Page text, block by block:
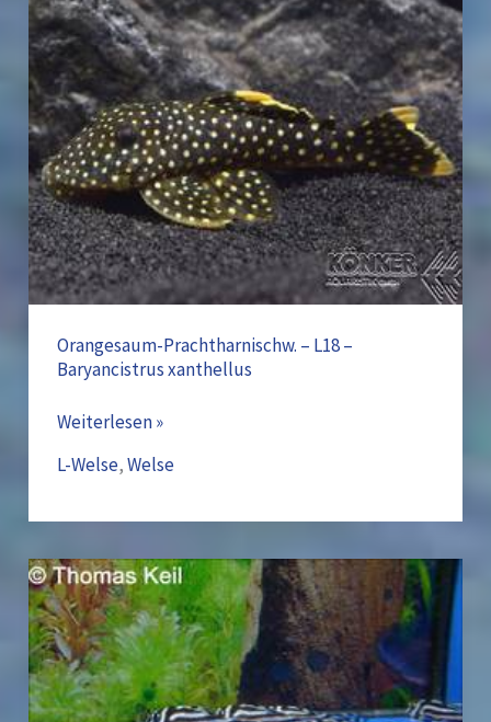
Orangesaum-Prachtharnischw. – L18 –
Baryancistrus xanthellus
Prachtharnischw.
–
L18
–
Baryancistrus
xanthellus
Weiterlesen »
L-Welse,Welse
Zebraharnischwels
–
L46
–
Hypancistrus
zebra